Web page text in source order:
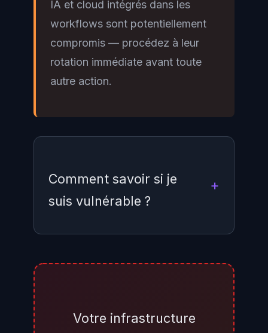
IA et cloud intégrés dans les
workflows sont potentiellement
compromis — procédez à leur
rotation immédiate avant toute
autre action.
Comment savoir si je
suis vulnérable ?
l'interface web Langflow,
Votre infrastructure